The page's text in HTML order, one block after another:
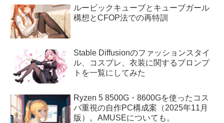
ルービックキューブとキューブガール
構想とCFOP法での再特訓
Stable Diffusionのファッションスタイ
ル、コスプレ、衣装に関するプロンプ
トを一覧にしてみた
Ryzen 5 8500G・8600Gを使ったコス
パ重視の自作PC構成案（2025年11月
版）。AMUSEについても。